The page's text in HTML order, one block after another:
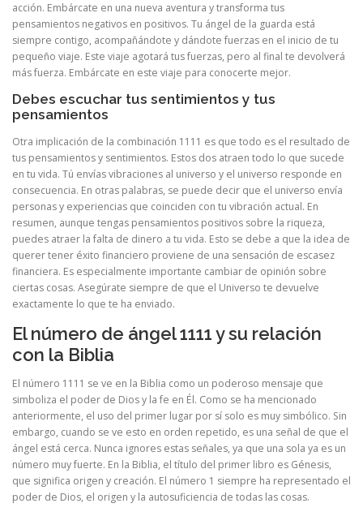
acción. Embárcate en una nueva aventura y transforma tus
pensamientos negativos en positivos. Tu ángel de la guarda está
siempre contigo, acompañándote y dándote fuerzas en el inicio de tu
pequeño viaje. Este viaje agotará tus fuerzas, pero al final te devolverá
más fuerza. Embárcate en este viaje para conocerte mejor.
Debes escuchar tus sentimientos y tus
pensamientos
Otra implicación de la combinación 1111 es que todo es el resultado de
tus pensamientos y sentimientos. Estos dos atraen todo lo que sucede
en tu vida. Tú envías vibraciones al universo y el universo responde en
consecuencia. En otras palabras, se puede decir que el universo envía
personas y experiencias que coinciden con tu vibración actual. En
resumen, aunque tengas pensamientos positivos sobre la riqueza,
puedes atraer la falta de dinero a tu vida. Esto se debe a que la idea de
querer tener éxito financiero proviene de una sensación de escasez
financiera. Es especialmente importante cambiar de opinión sobre
ciertas cosas. Asegúrate siempre de que el Universo te devuelve
exactamente lo que te ha enviado.
El número de ángel 1111 y su relación
con la Biblia
El número 1111 se ve en la Biblia como un poderoso mensaje que
simboliza el poder de Dios y la fe en Él. Como se ha mencionado
anteriormente, el uso del primer lugar por sí solo es muy simbólico. Sin
embargo, cuando se ve esto en orden repetido, es una señal de que el
ángel está cerca. Nunca ignores estas señales, ya que una sola ya es un
número muy fuerte. En la Biblia, el título del primer libro es Génesis,
que significa origen y creación. El número 1 siempre ha representado el
poder de Dios, el origen y la autosuficiencia de todas las cosas.